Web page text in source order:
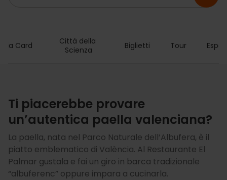
Card
Città della
Scienza
Biglietti Tour
Ti piacerebbe provare
un’autentica paella valenciana?
La paella, nata nel Parco Naturale dell’Albufera, è il
piatto emblematico di València. Al Restaurante El
Palmar gustala e fai un giro in barca tradizionale
“albuferenc” oppure impara a cucinarla.